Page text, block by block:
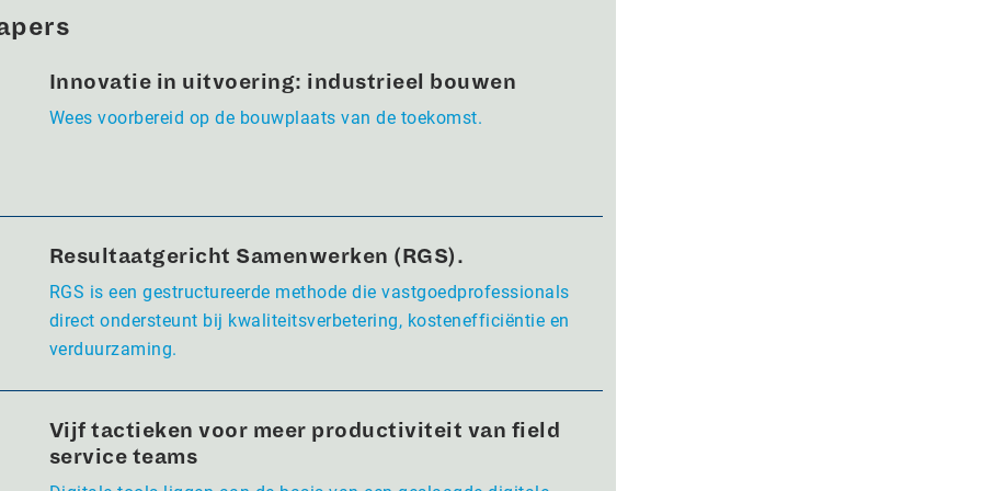
Innovatie in uitvoering: industrieel bouwen
Wees voorbereid op de bouwplaats van de toekomst.
Resultaatgericht Samenwerken (RGS).
RGS is een gestructureerde methode die vastgoedprofessionals
direct ondersteunt bij kwaliteitsverbetering, kostenefficiëntie en
verduurzaming.
Vijf tactieken voor meer productiviteit van field
service teams